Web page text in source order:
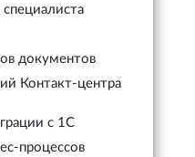
документов
Контакт-центра
с 1С
процессов